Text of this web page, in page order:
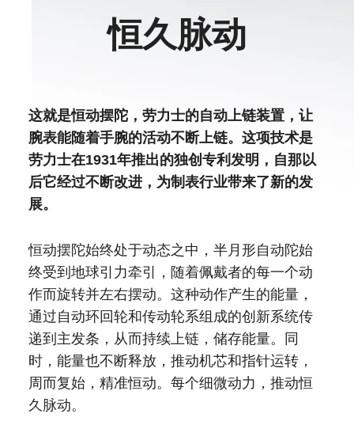
恒久脉动
这就是恒动摆陀，劳力士的自动上链装置，让
腕表能随着手腕的活动不断上链。这项技术是
劳力士在1931年推出的独创专利发明，自那以
后它经过不断改进，为制表行业带来了新的发
展。
恒动摆陀始终处于动态之中，半月形自动陀始
终受到地球引力牵引，随着佩戴者的每一个动
作而旋转并左右摆动。这种动作产生的能量，
通过自动环回轮和传动轮系组成的创新系统传
递到主发条，从而持续上链，储存能量。同
时，能量也不断释放，推动机芯和指针运转，
周而复始，精准恒动。每个细微动力，推动恒
久脉动。